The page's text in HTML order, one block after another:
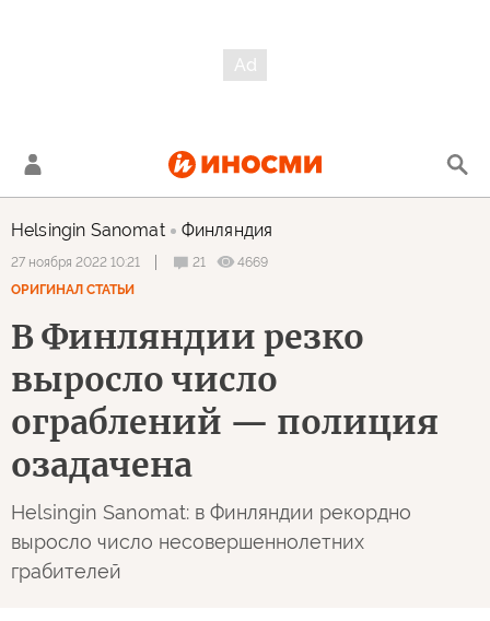
Helsingin Sanomat Финляндия
27 ноября 2022 10:21 21
4669
ОРИГИНАЛ СТАТЬИ
В Финляндии резко
выросло число
ограблений — полиция
озадачена
Helsingin Sanomat: в Финляндии рекордно
выросло число несовершеннолетних
грабителей